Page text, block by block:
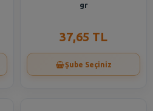
gr
37,65 TL
Şube Seçiniz